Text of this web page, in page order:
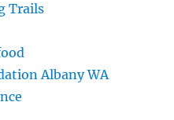
Trails
Albany WA